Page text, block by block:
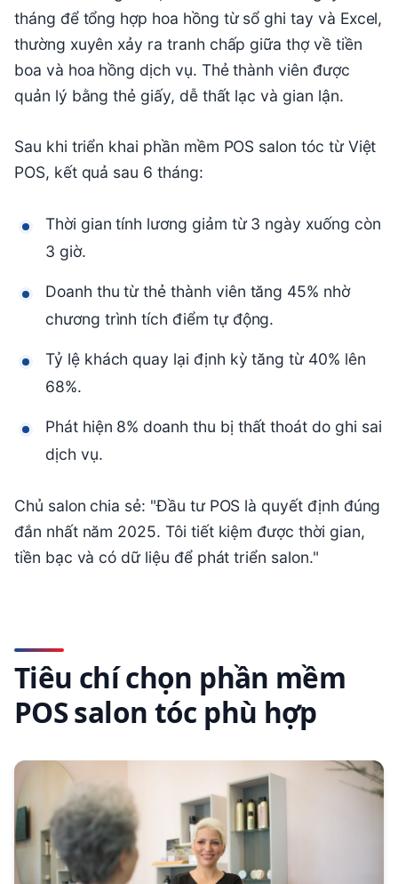
tháng để tổng hợp hoa hồng từ sổ ghi tay và Excel,
thường xuyên xảy ra tranh chấp giữa thợ về tiền
boa và hoa hồng dịch vụ. Thẻ thành viên được
quản lý bằng thẻ giấy, dễ thất lạc và gian lận.
Sau khi triển khai phần mềm POS salon tóc từ Việt
POS, kết quả sau 6 tháng:
Thời gian tính lương giảm từ 3 ngày xuống còn
3 giờ.
Doanh thu từ thẻ thành viên tăng 45% nhờ
chương trình tích điểm tự động.
Tỷ lệ khách quay lại định kỳ tăng từ 40% lên
68%.
Phát hiện 8% doanh thu bị thất thoát do ghi sai
dịch vụ.
Chủ salon chia sẻ: "Đầu tư POS là quyết định đúng
đắn nhất năm 2025. Tôi tiết kiệm được thời gian,
tiền bạc và có dữ liệu để phát triển salon."
Tiêu chí chọn phần mềm
POS salon tóc phù hợp